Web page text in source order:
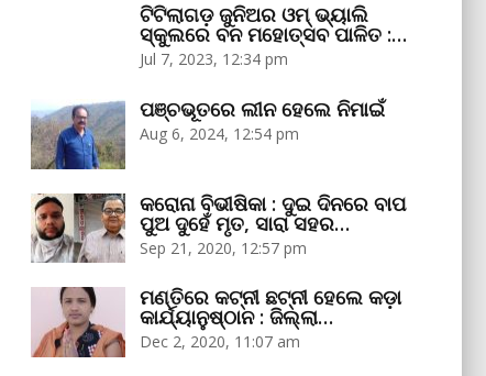
ଟିଟିଲାଗଡ଼ ଜୁନିଅର ଓମ୍‌ ଭ୍ୟାଲି
ସ୍କୁଲରେ ବନ ମହୋତ୍ସବ ପାଳିତ :…
Jul 7, 2023, 12:34 pm
ପଞ୍ଚଭୂତରେ ଲୀନ ହେଲେ ନିମାଇଁ
Aug 6, 2024, 12:54 pm
କରୋନା ବିଭୀଷିକା : ଦୁଇ ଦିନରେ ବାପ
ପୁଅ ଦୁହେଁ ମୃତ, ସାରା ସହର…
Sep 21, 2020, 12:57 pm
ମଣ୍ତିରେ କଟ୍‌ନୀ ଛଟ୍‌ନୀ ହେଲେ କଡ଼ା
କାର୍ଯ୍ୟାନୁଷ୍ଠାନ : ଜିଲ୍ଲା…
Dec 2, 2020, 11:07 am